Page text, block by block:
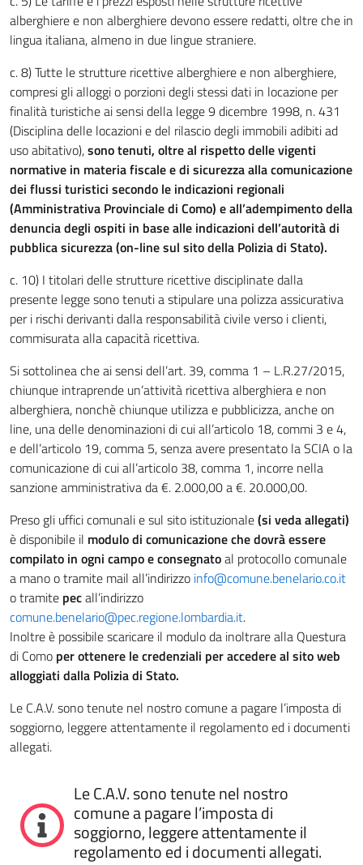
alberghiere e non alberghiere devono essere redatti, oltre che in
lingua italiana, almeno in due lingue straniere.
c. 8) Tutte le strutture ricettive alberghiere e non alberghiere,
compresi gli alloggi o porzioni degli stessi dati in locazione per
finalità turistiche ai sensi della legge 9 dicembre 1998, n. 431
(Disciplina delle locazioni e del rilascio degli immobili adibiti ad
uso abitativo),sono tenuti, oltre al rispetto delle vigenti
normative in materia fiscale e di sicurezza alla comunicazione
dei flussi turistici secondo le indicazioni regionali
(Amministrativa Provinciale di Como) e all’adempimento della
denuncia degli ospiti in base alle indicazioni dell’autorità di
pubblica sicurezza (on-line sul sito della Polizia di Stato).
c. 10) I titolari delle strutture ricettive disciplinate dalla
presente legge sono tenuti a stipulare una polizza assicurativa
per i rischi derivanti dalla responsabilità civile verso i clienti,
commisurata alla capacità ricettiva.
Si sottolinea che ai sensi dell’art. 39, comma 1 – L.R.27/2015,
chiunque intraprende un’attività ricettiva alberghiera e non
alberghiera, nonchè chiunque utilizza e pubblicizza, anche on
line, una delle denominazioni di cui all’articolo 18, commi 3 e 4,
e dell’articolo 19, comma 5, senza avere presentato la SCIA o la
comunicazione di cui all’articolo 38, comma 1, incorre nella
sanzione amministrativa da €. 2.000,00 a €. 20.000,00.
Preso gli uffici comunali e sul sito istituzionale(si veda allegati)
è disponibile il modulo di comunicazione che dovrà essere
compilato in ogni campo e consegnatoal protocollo comunale
a mano o tramite mail all’indirizzo info@comune.benelario.co.it
o tramite pecall’indirizzo
comune.benelario@pec.regione.lombardia.it.
Inoltre è possibile scaricare il modulo da inoltrare alla Questura
di Como per ottenere le credenziali per accedere al sito web
alloggiati dalla Polizia di Stato.
Le C.A.V. sono tenute nel nostro comune a pagare l’imposta di
soggiorno, leggere attentamente il regolamento ed i documenti
allegati.
Le C.A.V. sono tenute nel nostro
comune a pagare l’imposta di
soggiorno, leggere attentamente il
regolamento ed i documenti allegati.